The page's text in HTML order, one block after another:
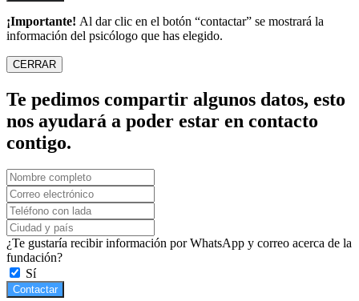
¡Importante! Al dar clic en el botón “contactar” se mostrará la
información del psicólogo que has elegido.
CERRAR
Te pedimos compartir algunos datos, esto
nos ayudará a poder estar en contacto
contigo.
¿Te gustaría recibir información por WhatsApp y correo acerca de la
fundación?
Sí
Contactar